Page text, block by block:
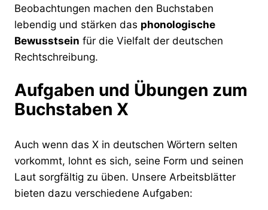
Beobachtungen machen den Buchstaben
lebendig und stärken das phonologische
Bewusstsein für die Vielfalt der deutschen
Rechtschreibung.
Aufgaben und Übungen zum
Buchstaben X
Auch wenn das X in deutschen Wörtern selten
vorkommt, lohnt es sich, seine Form und seinen
Laut sorgfältig zu üben. Unsere Arbeitsblätter
bieten dazu verschiedene Aufgaben: